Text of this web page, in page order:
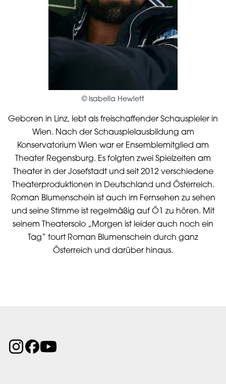
© Isabella Hewlett
Geboren in Linz, lebt als freischaffender Schauspieler in
Wien. Nach der Schauspielausbildung am
Konservatorium Wien war er Ensemblemitglied am
Theater Regensburg. Es folgten zwei Spielzeiten am
Theater in der Josefstadt und seit 2012 verschiedene
Theaterproduktionen in Deutschland und Österreich.
Roman Blumenschein ist auch im Fernsehen zu sehen
und seine Stimme ist regelmäßig auf Ö1 zu hören. Mit
seinem Theatersolo „Morgen ist leider auch noch ein
Tag“ tourt Roman Blumenschein durch ganz
Österreich und darüber hinaus.